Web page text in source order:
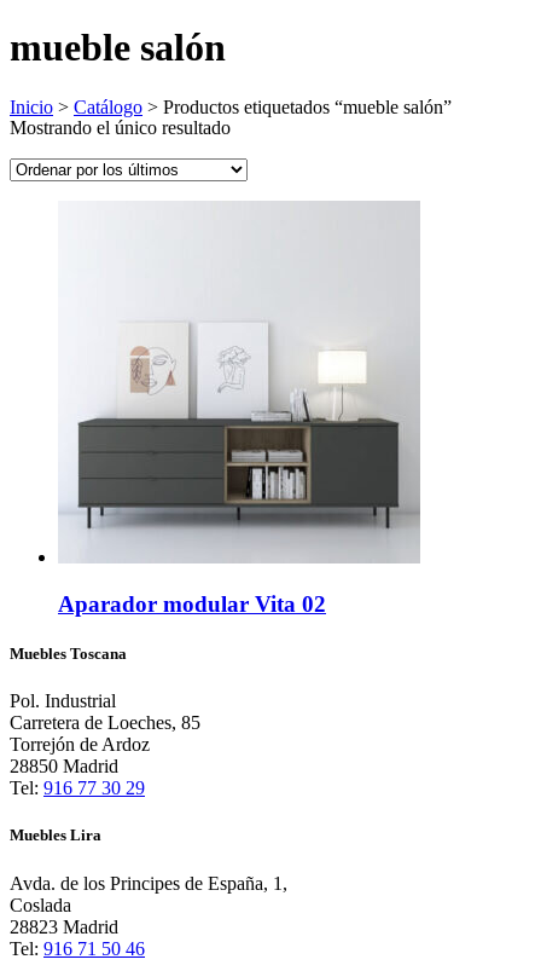
mueble salón
Inicio > Catálogo > Productos etiquetados “mueble salón”
Mostrando el único resultado
Aparador modular Vita 02
Muebles Toscana
Pol. Industrial
Carretera de Loeches, 85
Torrejón de Ardoz
28850 Madrid
Tel: 916 77 30 29
Muebles Lira
Avda. de los Principes de España, 1,
Coslada
28823 Madrid
Tel: 916 71 50 46